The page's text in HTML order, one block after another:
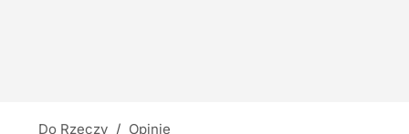
Nauczyciele z łapanki, czyli katastrofa
Do Rzeczy / Opinie